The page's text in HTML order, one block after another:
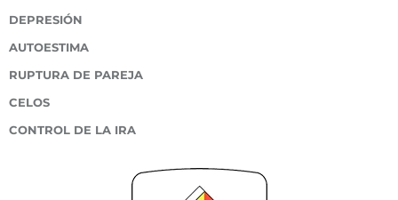
DEPRESIÓN
AUTOESTIMA
RUPTURA DE PAREJA
CELOS
CONTROL DE LA IRA